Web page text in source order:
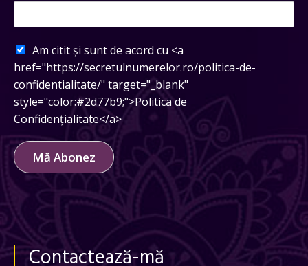
Am citit și sunt de acord cu <a
href="https://secretulnumerelor.ro/politica-de-
confidentialitate/" target="_blank"
style="color:#2d77b9;">Politica de
Confidențialitate</a>
Mă Abonez
Contactează-mă